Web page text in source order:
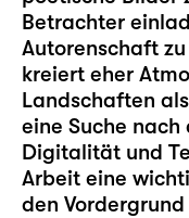
Betrachter
Autorenschaft
kreiert eher
Landschaften
eine Suche
Digitalität und
Arbeit eine
den